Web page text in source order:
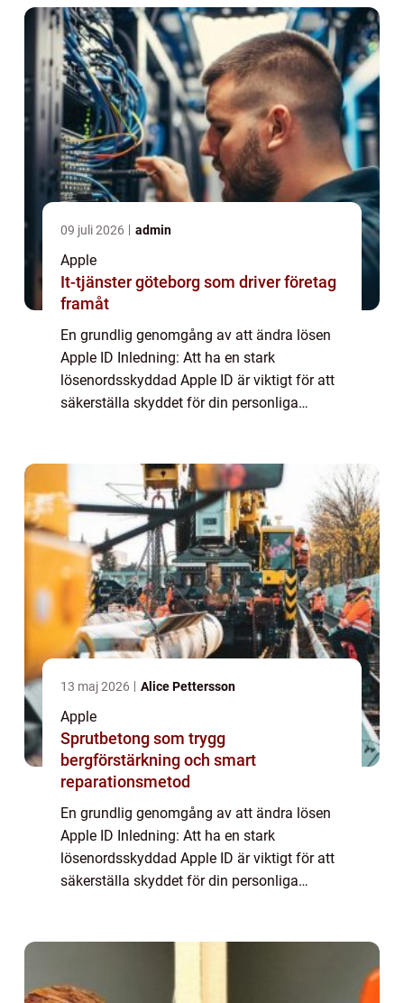
processe...
09 juli 2026 admin
Apple
It-tjänster göteborg som driver företag
framåt
En grundlig genomgång av att ändra lösen
Apple ID Inledning: Att ha en stark
lösenordsskyddad Apple ID är viktigt för att
säkerställa skyddet för din personliga
13 maj 2026 Alice Pettersson
Apple
Sprutbetong som trygg
bergförstärkning och smart
reparationsmetod
En grundlig genomgång av att ändra lösen
Apple ID Inledning: Att ha en stark
lösenordsskyddad Apple ID är viktigt för att
säkerställa skyddet för din personliga